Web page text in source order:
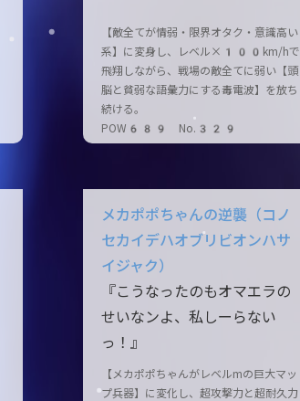
【敵全てが情弱・限界オタク・意識高い
系】に変身し、レベル×100km/hで
飛翔しながら、戦場の敵全てに弱い【頭
脳と貧弱な語彙力にする毒電波】を放ち
続ける。
POW689 No.329
メカポポちゃんの逆襲（コノ
セカイデハオブリビオンハサ
イジャク）
『こうなったのもオマエラの
せいなンよ、私しーらない
っ！』
【メカポポちゃんがレベルmの巨大マッ
プ兵器】に変化し、超攻撃力と超耐久力